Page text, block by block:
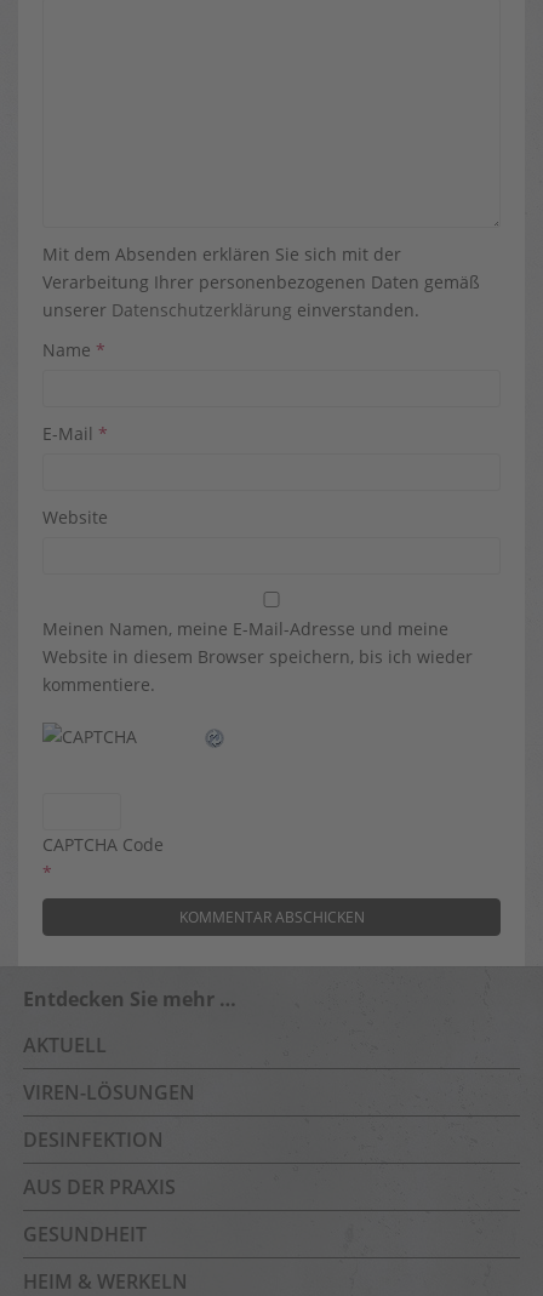
Mit dem Absenden erklären Sie sich mit der
Verarbeitung Ihrer personenbezogenen Daten gemäß
unserer Datenschutzerklärung einverstanden.
Name *
E-Mail *
Website
Meinen Namen, meine E-Mail-Adresse und meine
Website in diesem Browser speichern, bis ich wieder
kommentiere.
CAPTCHA Code
*
Entdecken Sie mehr …
AKTUELL
VIREN-LÖSUNGEN
DESINFEKTION
AUS DER PRAXIS
GESUNDHEIT
HEIM & WERKELN